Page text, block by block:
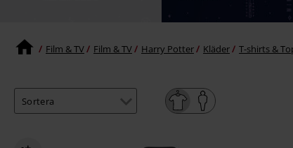
Film & TV Film & TV Harry Potter Kläder T-shirts &